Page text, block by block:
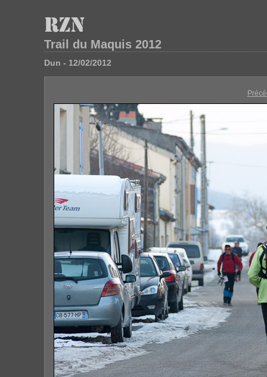
Trail du Maquis 2012
Dun - 12/02/2012